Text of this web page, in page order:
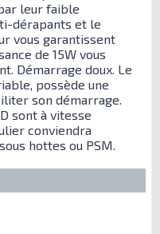
leur faible
dérapants et le
vous garantissent
de 15W vous
Démarrage doux. Le
possède une
son démarrage.
sont à vitesse
conviendra
hottes ou PSM.